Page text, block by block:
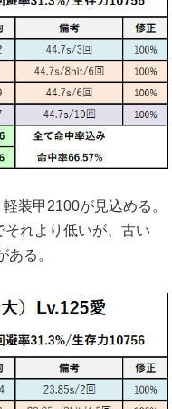
装甲2100が見込める。
れより低いが、古い
る。